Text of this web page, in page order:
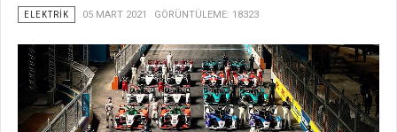
ELEKTRIK 05 MART 2021 GÖRÜNTÜLEME: 18323